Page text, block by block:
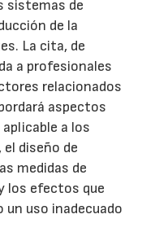
sistemas de
de la
La cita, de
a profesionales
relacionados
aspectos
a los
diseño de
medidas de
los efectos que
un uso inadecuado